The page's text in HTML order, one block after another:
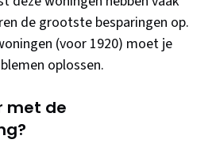
de grootste besparingen op.
(voor 1920) moet je
oplossen.
met de